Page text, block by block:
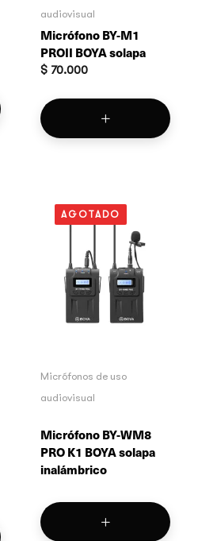
audiovisual
Micrófono BY-M1
PROII BOYA solapa
$ 70.000
AGOTADO
Micrófonos de uso
audiovisual
Micrófono BY-WM8
PRO K1 BOYA solapa
inalámbrico